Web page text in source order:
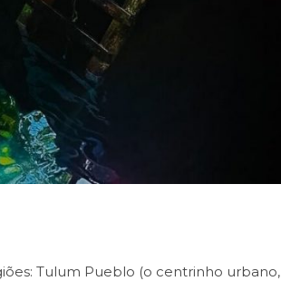
Tulum Pueblo (o centrinho urbano,